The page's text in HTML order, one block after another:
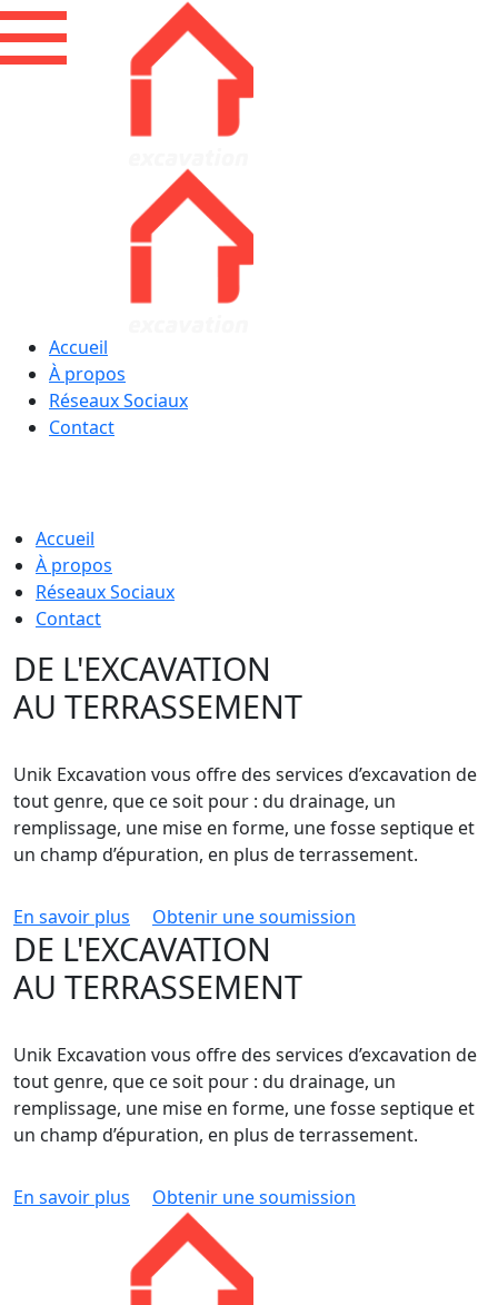
Accueil
À propos
Réseaux Sociaux
Contact
Accueil
À propos
Réseaux Sociaux
Contact
DE L'EXCAVATION
AU TERRASSEMENT
Unik Excavation vous offre des services d’excavation de
tout genre, que ce soit pour : du drainage, un
remplissage, une mise en forme, une fosse septique et
un champ d’épuration, en plus de terrassement.
En savoir plus Obtenir une soumission
DE L'EXCAVATION
AU TERRASSEMENT
Unik Excavation vous offre des services d’excavation de
tout genre, que ce soit pour : du drainage, un
remplissage, une mise en forme, une fosse septique et
un champ d’épuration, en plus de terrassement.
En savoir plus Obtenir une soumission